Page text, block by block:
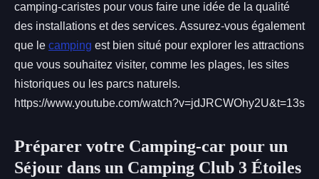
camping-caristes pour vous faire une idée de la qualité
des installations et des services. Assurez-vous également
que le camping est bien situé pour explorer les attractions
que vous souhaitez visiter, comme les plages, les sites
historiques ou les parcs naturels.
https://www.youtube.com/watch?v=jdJRCWOhy2U&t=13s
Préparer votre Camping-car pour un
Séjour dans un Camping Club 3 Étoiles